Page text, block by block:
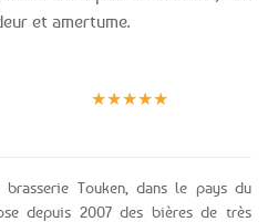
et amertume.
★★★★★
Touken, dans le pays du
depuis 2007 des bières de très